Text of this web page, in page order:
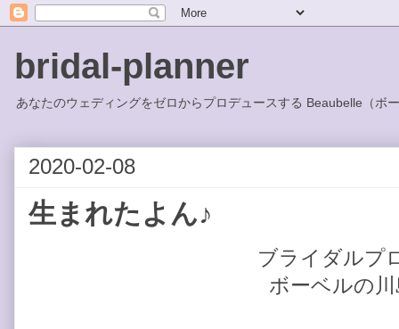
bridal-planner
あなたのウェディングをゼロからプロデュースする Beaubelle（ボ
2020-02-08
生まれたよん♪
ブライダルプ
ボーベルの